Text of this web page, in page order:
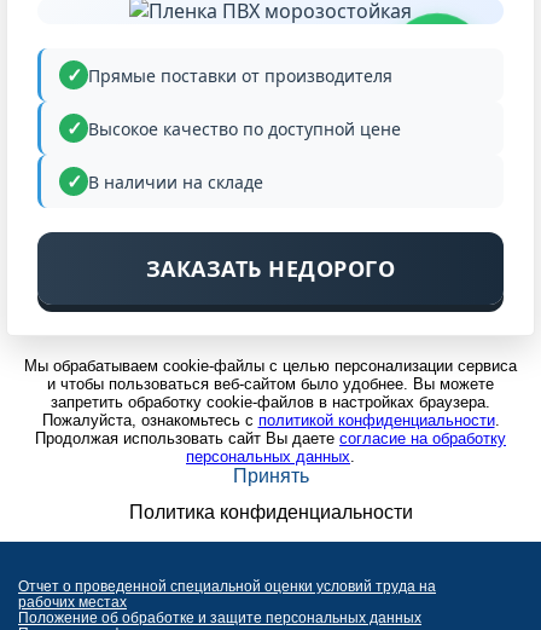
Прямые поставки от производителя
Высокое качество по доступной цене
В наличии на складе
ЗАКАЗАТЬ НЕДОРОГО
Мы обрабатываем cookie-файлы с целью персонализации сервиса
и чтобы пользоваться веб-сайтом было удобнее. Вы можете
запретить обработку cookie-файлов в настройках браузера.
Пожалуйста, ознакомьтесь с политикой конфиденциальности.
Продолжая использовать сайт Вы даете согласие на обработку
персональных данных.
Принять
Политика конфиденциальности
Отчет о проведенной специальной оценки условий труда на
рабочих местах
Положение об обработке и защите персональных данных